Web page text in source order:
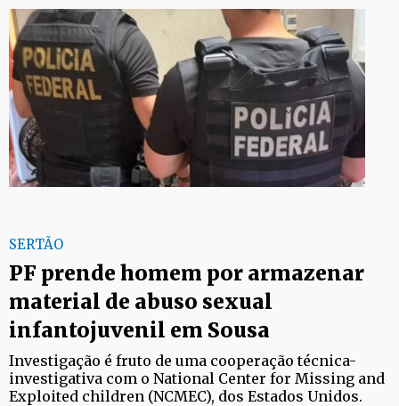
SERTÃO
PF prende homem por armazenar
material de abuso sexual
infantojuvenil em Sousa
Investigação é fruto de uma cooperação técnica-
investigativa com o National Center for Missing and
Exploited children (NCMEC), dos Estados Unidos.